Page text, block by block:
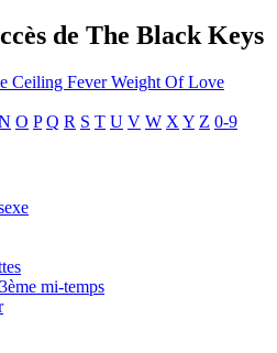
de The Black Keys
Ceiling FeverWeight Of Love
O P Q R S T U V W X Y Z 0-9
mi-temps